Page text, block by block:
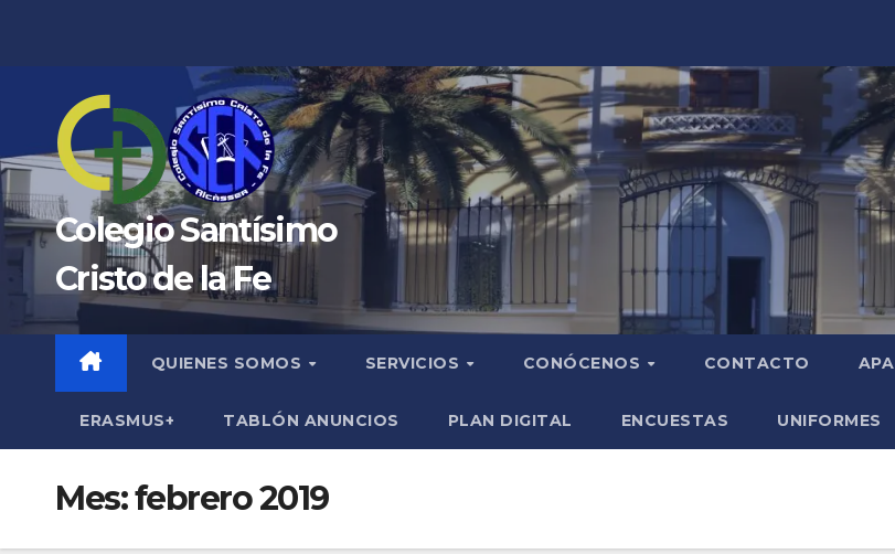
Colegio Santísimo
Cristo de la Fe
QUIENES SOMOS SERVICIOS CONÓCENOS CONTACTO APA
ERASMUS+ TABLÓN ANUNCIOS PLAN DIGITAL ENCUESTAS UNIFORMES
Mes:febrero 2019